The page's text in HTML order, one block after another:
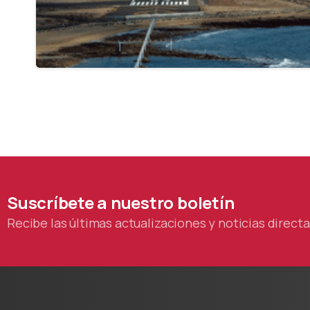
Suscríbetea nuestro boletín
Recibe las últimas actualizaciones y noticias